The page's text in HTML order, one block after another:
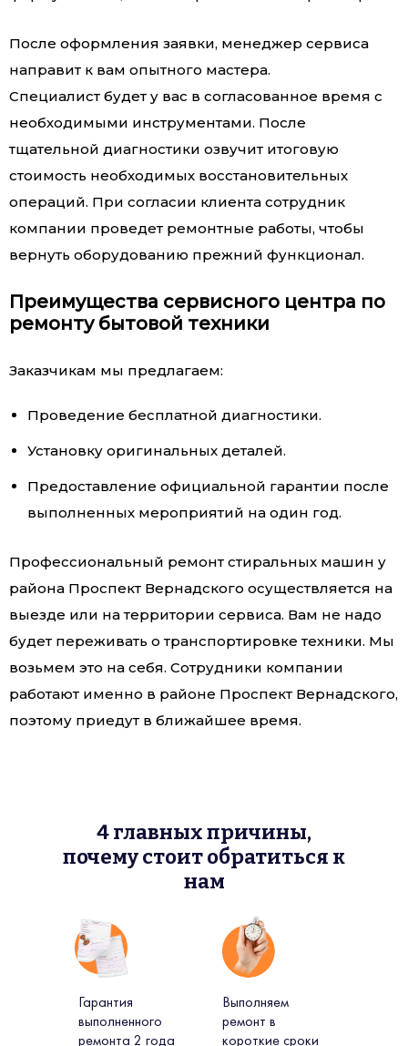
После оформления заявки, менеджер сервиса
направит к вам опытного мастера.
Специалист будет у вас в согласованное время с
необходимыми инструментами. После
тщательной диагностики озвучит итоговую
стоимость необходимых восстановительных
операций. При согласии клиента сотрудник
компании проведет ремонтные работы, чтобы
вернуть оборудованию прежний функционал.
Преимущества сервисного центра по
ремонту бытовой техники
Заказчикам мы предлагаем:
Проведение бесплатной диагностики.
Установку оригинальных деталей.
Предоставление официальной гарантии после
выполненных мероприятий на один год.
Профессиональный ремонт стиральных машин у
района Проспект Вернадского осуществляется на
выезде или на территории сервиса. Вам не надо
будет переживать о транспортировке техники. Мы
возьмем это на себя. Сотрудники компании
работают именно в районе Проспект Вернадского,
поэтому приедут в ближайшее время.
4 главных причины,
почему стоит обратиться к
нам
Гарантия
выполненного
ремонта 2 года
Выполняем
ремонт в
короткие сроки